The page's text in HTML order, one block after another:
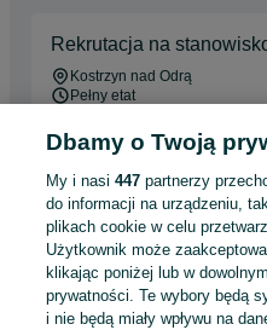
Rekrutacja na
Kostrzyn nad Odrą
Pełny etat
Odpowiednie doświadczenie
Dyspozycyjność: Praca
Miejsce pracy: W siedzibie
Odświeżono dnia 22 lipca 2026
Dbamy o Twoją
My i nasi447 partnerzy
do informacji na urządzeniu,
plikach cookie w celu
Użytkownik może
klikając poniżej lub w
prywatności. Te wybory będą
i nie będą miały wpływu na